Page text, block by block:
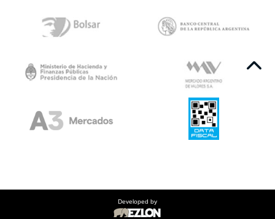
Developed by